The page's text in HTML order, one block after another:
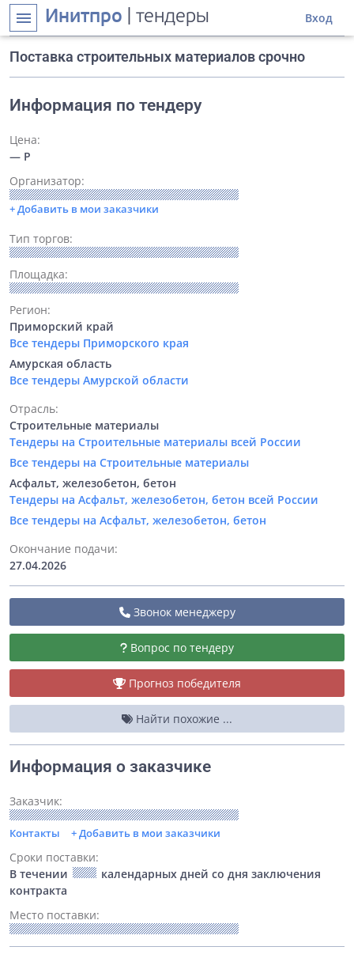
menu Инитпро | тендеры Вход
Поставка строительных материалов срочно
Информация по тендеру
Цена:
— Р
Организатор:
+ Добавить в мои заказчики
Тип торгов:
Площадка:
Регион:
Приморский край
Все тендеры Приморского края
Амурская область
Все тендеры Амурской области
Отрасль:
Строительные материалы
Тендеры на Строительные материалы всей России
Все тендеры на Строительные материалы
Асфальт, железобетон, бетон
Тендеры на Асфальт, железобетон, бетон всей России
Все тендеры на Асфальт, железобетон, бетон
Окончание подачи:
27.04.2026
Звонок менеджеру
Вопрос по тендеру
Прогноз победителя
Найти похожие ...
Информация о заказчике
Заказчик:
Контакты + Добавить в мои заказчики
Сроки поставки:
В течении
календарных дней со дня заключения
контракта
Место поставки: